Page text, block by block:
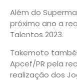
Além do
próximo ano a
Talentos 2023.
Takemoto
Apcef/PR pela
realização dos